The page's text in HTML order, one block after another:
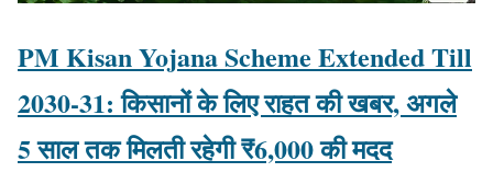
PM Kisan Yojana Scheme Extended Till
2030-31: किसानों के लिए राहत की खबर, अगले
5 साल तक मिलती रहेगी ₹6,000 की मदद